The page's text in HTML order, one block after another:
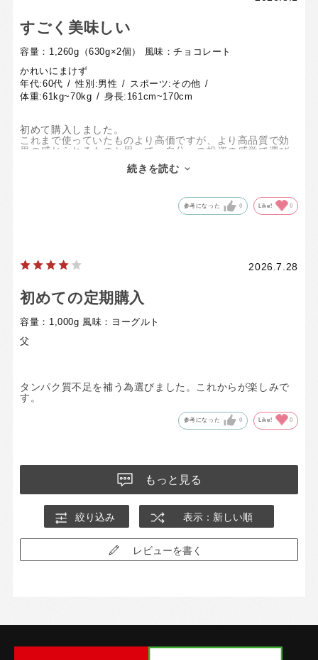
すごく美味しい
容量：1,260g（630g×2個）
風味：チョコレート
かれいにまけず
年代:60代 性別:男性 スポーツ: その他
体重:61kg~70kg 身長: 161cm~170cm
初めて購入しました。
これまで使っていたものより高価ですが、より高品質で効
果の感じられるものと思って、自分への投資の感覚で選び
効果はまだこれからですが、まずは味がとてもよく、溶け
続きを読む
参考になった 0 Like! 0
2026.7.28
初めての定期購入
容量：1,000g 風味：ヨーグルト
父
タンパク質不足を補う為選びました。これからが楽しみで
す。
参考になった 0 Like! 0
もっと見る
絞り込み 表示：新しい順
レビューを書く